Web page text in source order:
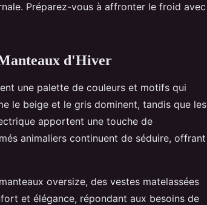
Préparez-vous à affronter le froid avec
Manteaux d'Hiver
une palette de couleurs et motifs qui
le beige et le gris dominent, tandis que les
apportent une touche de
animaliers continuent de séduire, offrant
oversize, des vestes matelassées
et élégance, répondant aux besoins de